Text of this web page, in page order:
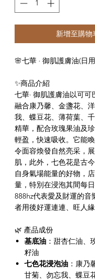
新增至購物
🌸七華 · 御肌護膚油(日
✨商品介紹
七華· 御肌護膚油以可可
融合康乃馨、金盞花、
我、蝶豆花、薄荷葉、
精華，配合玫瑰果油及
輕盈，快速吸收。它能
令面容煥發自然亮采，
肌，此外，七色花是古
自身氣場能量的好物，
量，特別在浸泡其間每
888hz代表愛及財運的音
者用後好運連連、旺人
🌿 產品成份
基底油 ：甜杏仁油、
籽油
七色花浸泡油 ：康乃
甘菊、勿忘我、蝶豆